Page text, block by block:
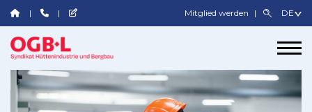
Mitglied werden